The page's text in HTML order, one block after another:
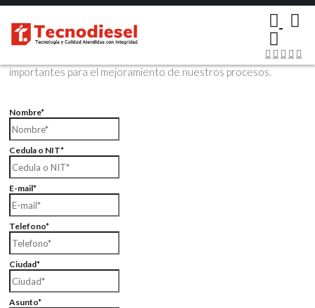
Contáctenos Vía Email
Envíenos sus datos con sus comentarios, sus opiniones son muy
importantes para el mejoramiento de nuestros procesos.
Nombre*
Cedula o NIT*
E-mail*
Telefono*
Ciudad*
Asunto*